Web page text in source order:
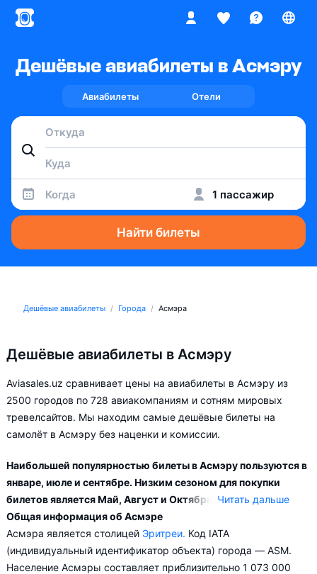
Дешёвые авиабилеты в Асмэру
Авиабилеты Отели
Когда 1 пассажир
Найти билеты
Дешёвые авиабилеты Города Асмэра
Дешёвые авиабилеты в Асмэру
Aviasales.uz сравнивает цены на авиабилеты в Асмэру из
2500 городов по 728 авиакомпаниям и сотням мировых
тревелсайтов. Мы находим самые дешёвые билеты на
самолёт в Асмэру без наценки и комиссии.
Наибольшей популярностью билеты в Асмэру пользуются в
январе, июле и сентябре. Низким сезоном для покупки
билетов является Май, Август и Октябрь. Читать дальше
Город Асмэра обслуживается аэропортами: Асмэра. Прямые
рейсы в Асмэру выполняются 5 авиакомпаниями. Больше
всего рейсов выполняет авиакомпания Turkish Airlines.
Общая информация об Асмэре
Асмэра является столицей Эритреи. Код IATA
(индивидуальный идентификатор объекта) города — ASM.
Население Асмэры составляет приблизительно 1 073 000